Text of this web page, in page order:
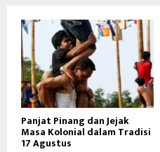
Panjat Pinang dan Jejak
Masa Kolonial dalam Tradisi
17 Agustus